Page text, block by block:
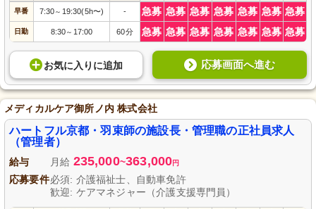
早番 7:30～ 19:30(5h〜) - 急募 急募 急募 急募 急募 急募 急募
日勤 8:30～ 17:00 60分 急募 急募 急募 急募 急募 急募 急募
お気に入り に追加 応募画面へ進む
メディカルケア御所ノ内 株式会社
ハートフル京都・羽束師の施設長・管理職の正社員求人
（管理者）
給与 月給 235,000~363,000円
応募要件必須: 介護福祉士、自動車免許
歓迎: ケアマネジャー（介護支援専門員）